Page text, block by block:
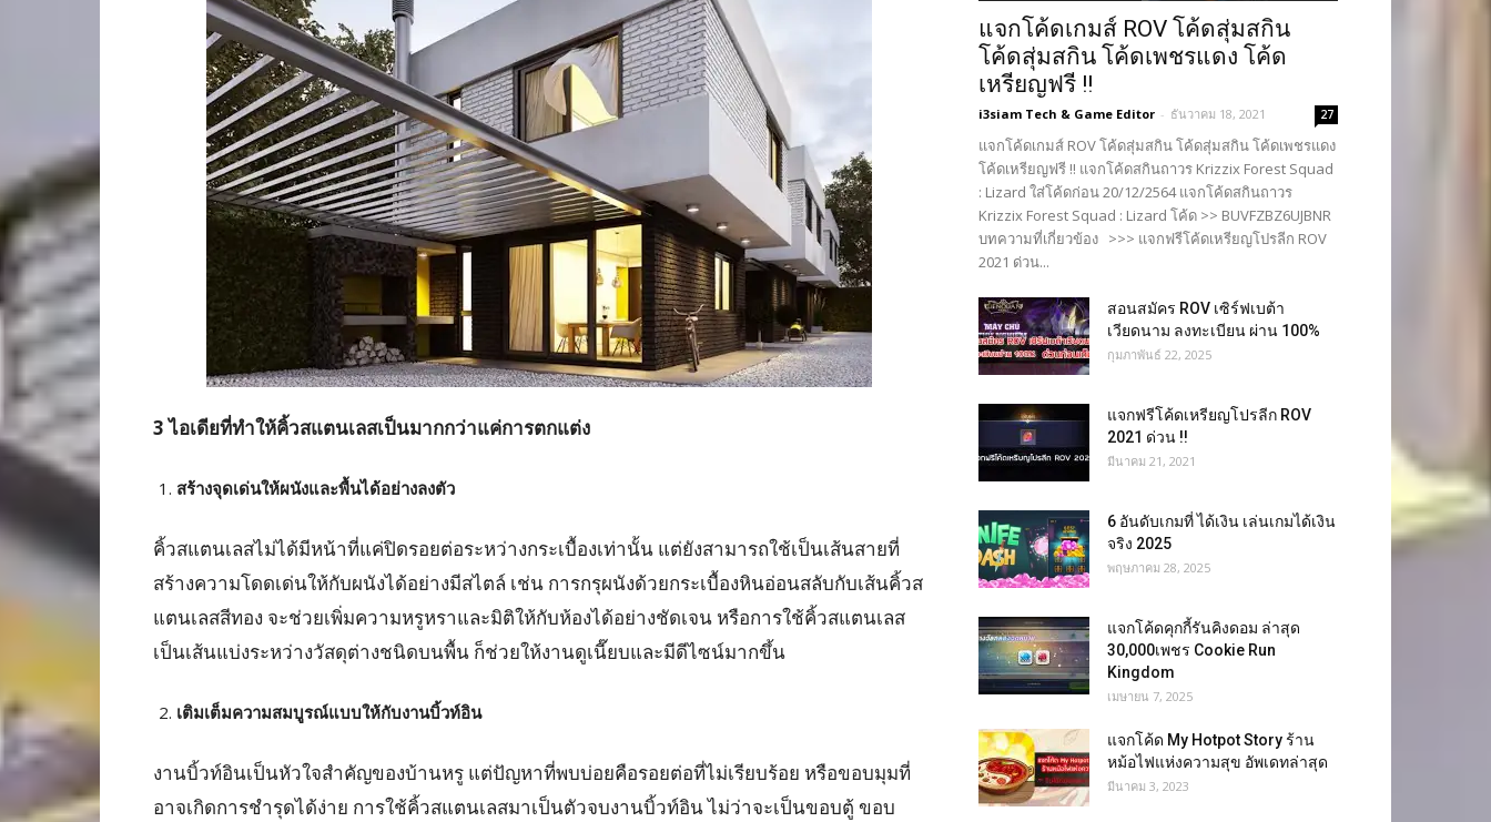
3ไอเดียที่ทำให้คิ้วสแตนเลสเป็นมากกว่าแค่การตกแต่ง
สร้างจุดเด่นให้ผนังและพื้นได้อย่างลงตัว
คิ้วสแตนเลสไม่ได้มีหน้าที่แค่ปิดรอยต่อระหว่างกระเบื้องเท่านั้น แต่ยังสามารถใช้เป็นเส้นสายที่
สร้างความโดดเด่นให้กับผนังได้อย่างมีสไตล์ เช่น การกรุผนังด้วยกระเบื้องหินอ่อนสลับกับเส้นคิ้วส
แตนเลสสีทอง จะช่วยเพิ่มความหรูหราและมิติให้กับห้องได้อย่างชัดเจน หรือการใช้คิ้วสแตนเลส
เป็นเส้นแบ่งระหว่างวัสดุต่างชนิดบนพื้น ก็ช่วยให้งานดูเนี๊ยบและมีดีไซน์มากขึ้น
เติมเต็มความสมบูรณ์แบบให้กับงานบิ้วท์อิน
งานบิ้วท์อินเป็นหัวใจสำคัญของบ้านหรู แต่ปัญหาที่พบบ่อยคือรอยต่อที่ไม่เรียบร้อย หรือขอบมุมที่
อาจเกิดการชำรุดได้ง่าย การใช้คิ้วสแตนเลสมาเป็นตัวจบงานบิ้วท์อิน ไม่ว่าจะเป็นขอบตู้ ขอบ
แจกโค้ดเกมส์ ROV โค้ดสุ่มสกิน
โค้ดสุ่มสกิน โค้ดเพชรแดง โค้ด
เหรียญฟรี !!
i3siam Tech & Game Editor - ธันวาคม 18, 2021 27
แจกโค้ดเกมส์ ROV โค้ดสุ่มสกิน โค้ดสุ่มสกิน โค้ดเพชรแดง
โค้ดเหรียญฟรี !! แจกโค้ดสกินถาวร Krizzix Forest Squad
: Lizard ใส่โค้ดก่อน 20/12/2564 แจกโค้ดสกินถาวร
Krizzix Forest Squad : Lizard โค้ด >> BUVFZBZ6UJBNR
บทความที่เกี่ยวข้อง >>> แจกฟรีโค้ดเหรียญโปรลีก ROV
2021 ด่วน...
สอนสมัคร ROV เซิร์ฟเบต้า
เวียดนาม ลงทะเบียน ผ่าน 100%
กุมภาพันธ์ 22, 2025
แจกฟรีโค้ดเหรียญโปรลีก ROV
2021 ด่วน !!
มีนาคม 21, 2021
6 อันดับเกมที่ ได้เงิน เล่นเกมได้เงิน
จริง 2025
พฤษภาคม 28, 2025
แจกโค้ดคุกกี้รันคิงดอม ล่าสุด
30,000เพชร Cookie Run
Kingdom
เมษายน 7, 2025
แจกโค้ด My Hotpot Story ร้าน
หม้อไฟแห่งความสุข อัพเดทล่าสุด
มีนาคม 3, 2023